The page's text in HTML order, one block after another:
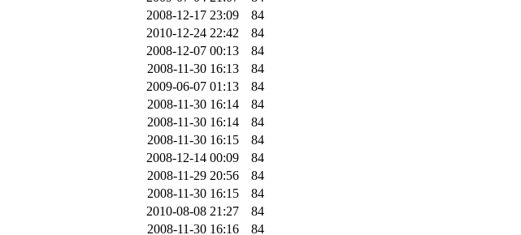
2008-12-17 23:09
84
2010-12-24 22:42
84
2008-12-07 00:13
84
2008-11-30 16:13
84
2009-06-07 01:13
84
2008-11-30 16:14
84
2008-11-30 16:14
84
2008-11-30 16:15
84
2008-12-14 00:09
84
2008-11-29 20:56
84
2008-11-30 16:15
84
2010-08-08 21:27
84
2008-11-30 16:16
84